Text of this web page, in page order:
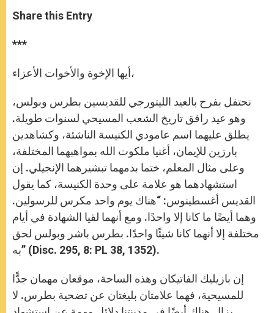
t
s
s
e
e
b
Share this Entry
***
أيها الإخوة والأخوات الأعزاء،
نحتفل بفرح بالعيد الليتورجي للقديسين بطرس وبولس،
وهو عيد رافق تاريخ الشعب المسيحي لسنوات طويلة.
يطلق عليهما اسم عامودي الكنيسة الناشئة، وكشاهدين
بارزين للإيمان، أغنيا ملكوت الله بمواهبهما المختلفة،
وعلى مثال المعلم، ختما بدمهما تبشيرهما الإنجيلي. إن
استشهادهما هو علامة على وحدة الكنيسة، كما يقول
القديس أغسطينوس: “هناك يوم واحد مكرس للرسولين.
وهما أيضًا ما كانا إلا واحدًا. ومع أنهما لقيا الشهادة في أيام
مختلفة إلا أنهما كانا شيئًا واحدًا. بطرس باشر وبولس لحق
به” (Disc. 295, 8: PL 38, 1352).
إن بازيليك الفاتيكان وهذه الساحة، موقعان مهمان جدًّا
للمسيحية، فهما علامتان بليغتان عن تضحية بطرس. لا